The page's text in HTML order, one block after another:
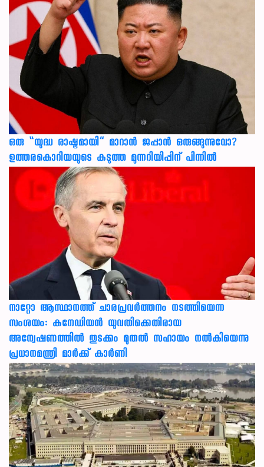
ഒരു “യുദ്ധ രാഷ്ട്രമായി” മാറാൻ ജപ്പാൻ ഒരുങ്ങുന്നുവോ?
ഉത്തരകൊറിയയുടെ കടുത്ത മുന്നറിയിപ്പിന് പിന്നിൽ
നാറ്റോ ആസ്ഥാനത്ത് ചാരപ്രവര്‍ത്തനം നടത്തിയെന്ന
സംശയം: കനേഡിയന്‍ യുവതിക്കെതിരായ
അന്വേഷണത്തില്‍ തുടക്കം മുതല്‍ സഹായം നല്‍കിയെന്നു
പ്രധാനമന്ത്രി മാര്‍ക്ക് കാര്‍ണി